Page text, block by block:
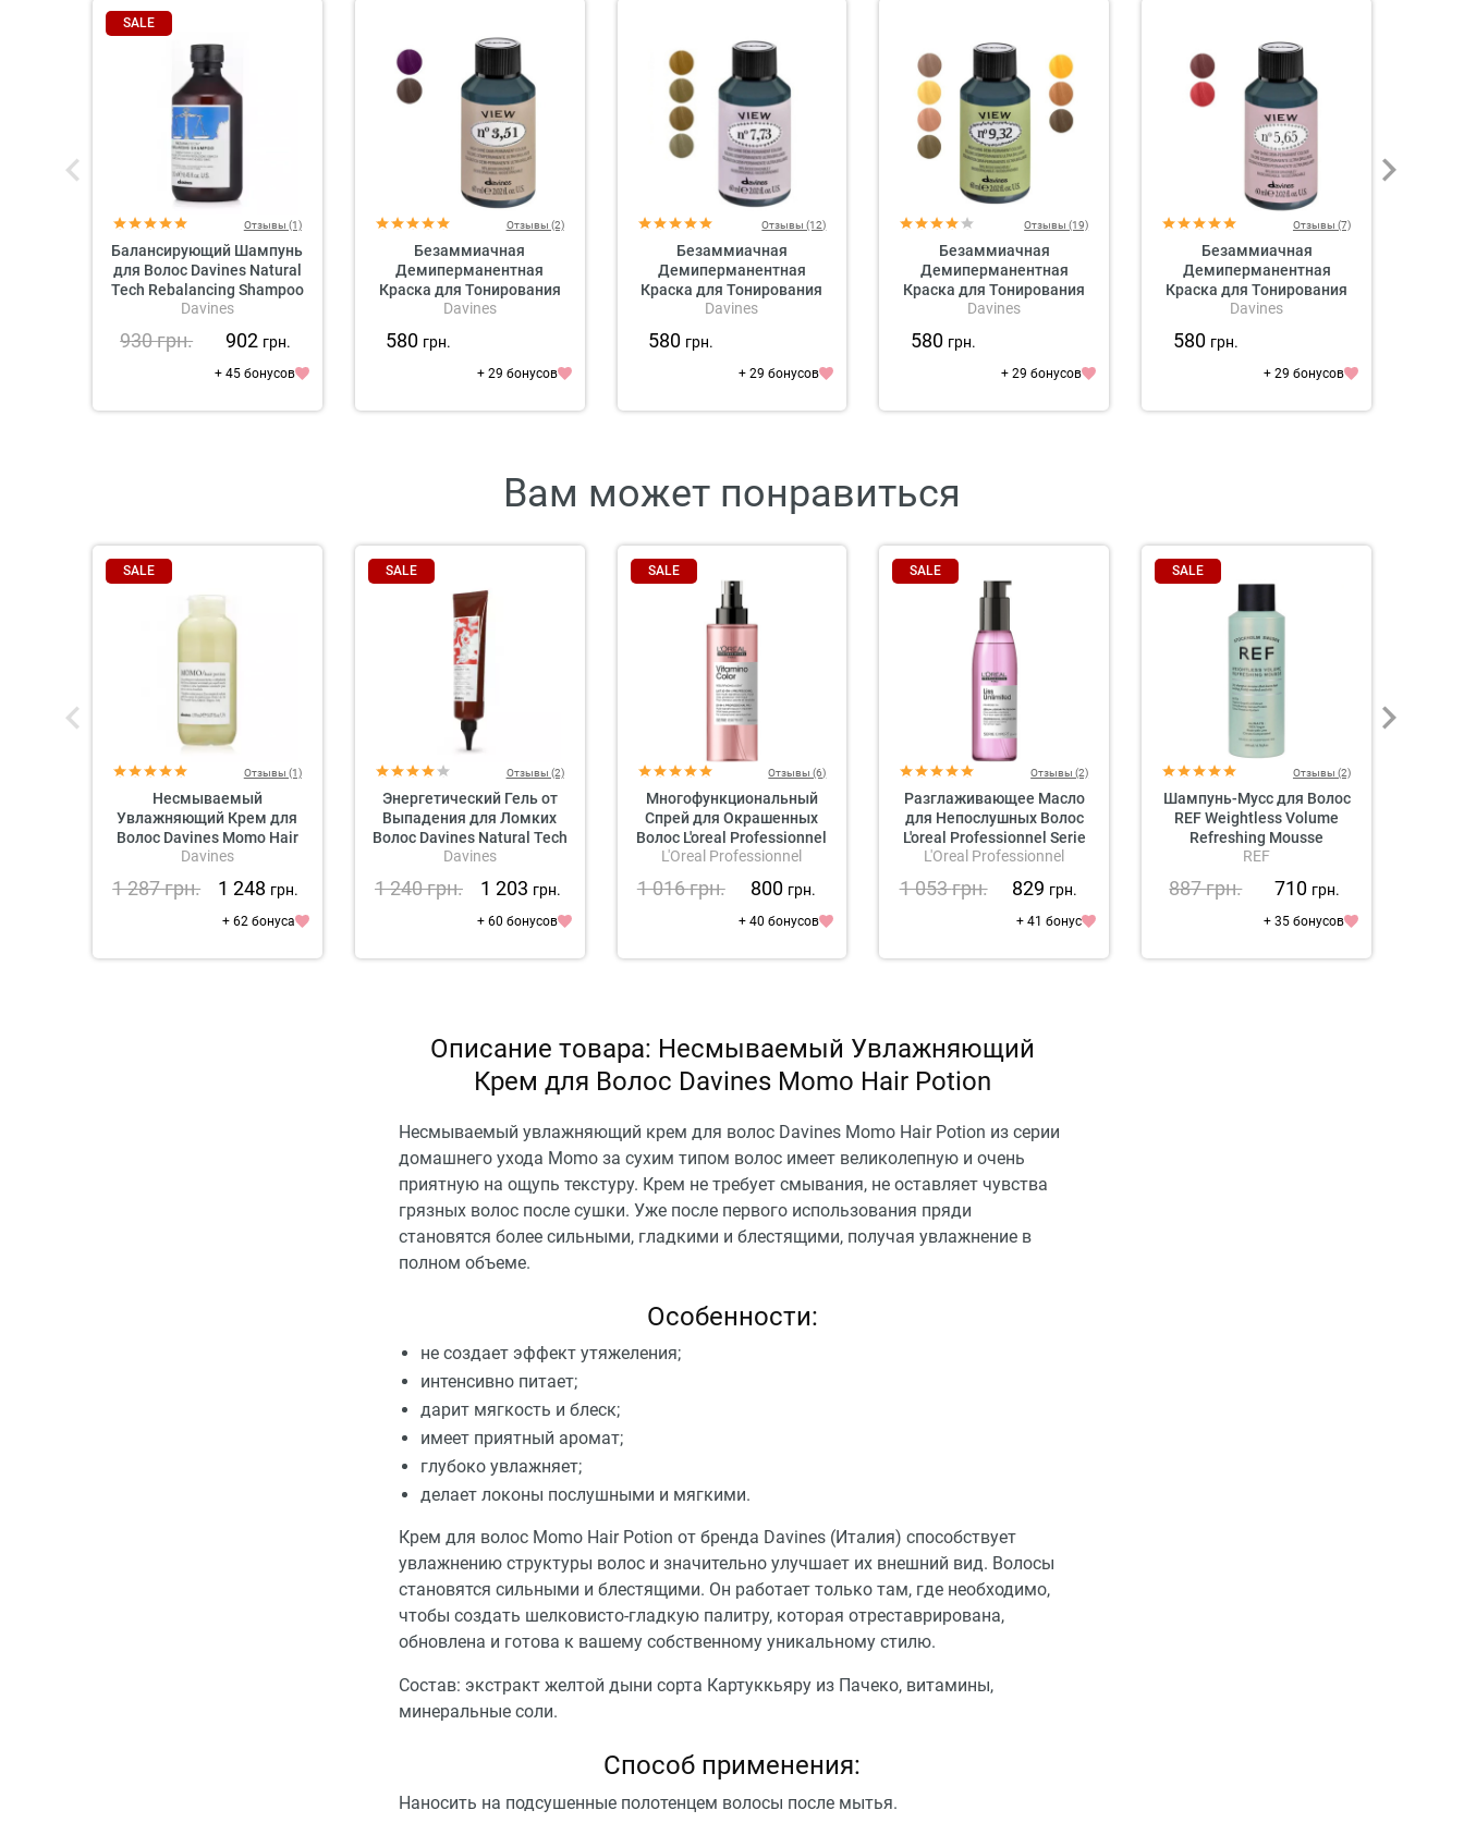
SALE
Отзывы (1)
Балансирующий Шампунь
для Волос Davines Natural
Tech Rebalancing Shampoo
Davines
930грн. 902 грн.
+ 45 бонусов
Отзывы (2)
Безаммиачная
Демиперманентная
Краска для Тонирования
Волос Davines View High
Colour Mahogany, 60 мл
(махагоновые оттенки)
Davines
580 грн.
+ 29 бонусов
Отзывы (12)
Безаммиачная
Демиперманентная
Краска для Тонирования
Волос Davines View High
Colour Beige, 60 мл
(бежевые оттенки)
Davines
580 грн.
+ 29 бонусов
Отзывы (19)
Безаммиачная
Демиперманентная
Краска для Тонирования
Волос Davines View High
Colour Golden, 60 мл
(золотистые оттенки)
Davines
580 грн.
+ 29 бонусов
Отзывы (7)
Безаммиачная
Демиперманентная
Краска для Тонирования
Волос Davines View High
Colour Reds, 60 мл
(красные оттенки)
Davines
580 грн.
+ 29 бонусов
Вам может понравиться
SALE
Отзывы (1)
Несмываемый
Увлажняющий Крем для
Волос Davines Momo Hair
Potion
Davines
1 287грн. 1 248 грн.
+ 62 бонуса
SALE
Отзывы (2)
Энергетический Гель от
Выпадения для Ломких
Волос Davines Natural Tech
Energizing Gel
Davines
1 240грн. 1 203 грн.
+ 60 бонусов
SALE
Отзывы (6)
Многофункциональный
Спрей для Окрашенных
Волос L'oreal Professionnel
Serie Expert Vitamino Color
L'Oreal Professionnel
1 016грн. 800 грн.
+ 40 бонусов
SALE
Отзывы (2)
Разглаживающее Масло
для Непослушных Волос
L'oreal Professionnel Serie
Expert Liss Unlimited Blow-
L'Oreal Professionnel
1 053грн. 829 грн.
+ 41 бонус
SALE
Отзывы (2)
Шампунь-Мусс для Волос
REF Weightless Volume
Refreshing Mousse
REF
887грн. 710 грн.
+ 35 бонусов
Описание товара: Несмываемый Увлажняющий
Крем для Волос Davines Momo Hair Potion
Несмываемый увлажняющий крем для волос Davines Momo Hair Potion из серии
домашнего ухода Momo за сухим типом волос имеет великолепную и очень
приятную на ощупь текстуру. Крем не требует смывания, не оставляет чувства
грязных волос после сушки. Уже после первого использования пряди
становятся более сильными, гладкими и блестящими, получая увлажнение в
полном объеме.
Особенности:
не создает эффект утяжеления;
интенсивно питает;
дарит мягкость и блеск;
имеет приятный аромат;
глубоко увлажняет;
делает локоны послушными и мягкими.
Крем для волос Momo Hair Potion от бренда Davines (Италия) способствует
увлажнению структуры волос и значительно улучшает их внешний вид. Волосы
становятся сильными и блестящими. Он работает только там, где необходимо,
чтобы создать шелковисто-гладкую палитру, которая отреставрирована,
обновлена и готова к вашему собственному уникальному стилю.
Состав: экстракт желтой дыни сорта Картуккьяру из Пачеко, витамины,
минеральные соли.
Способ применения:
Наносить на подсушенные полотенцем волосы после мытья.